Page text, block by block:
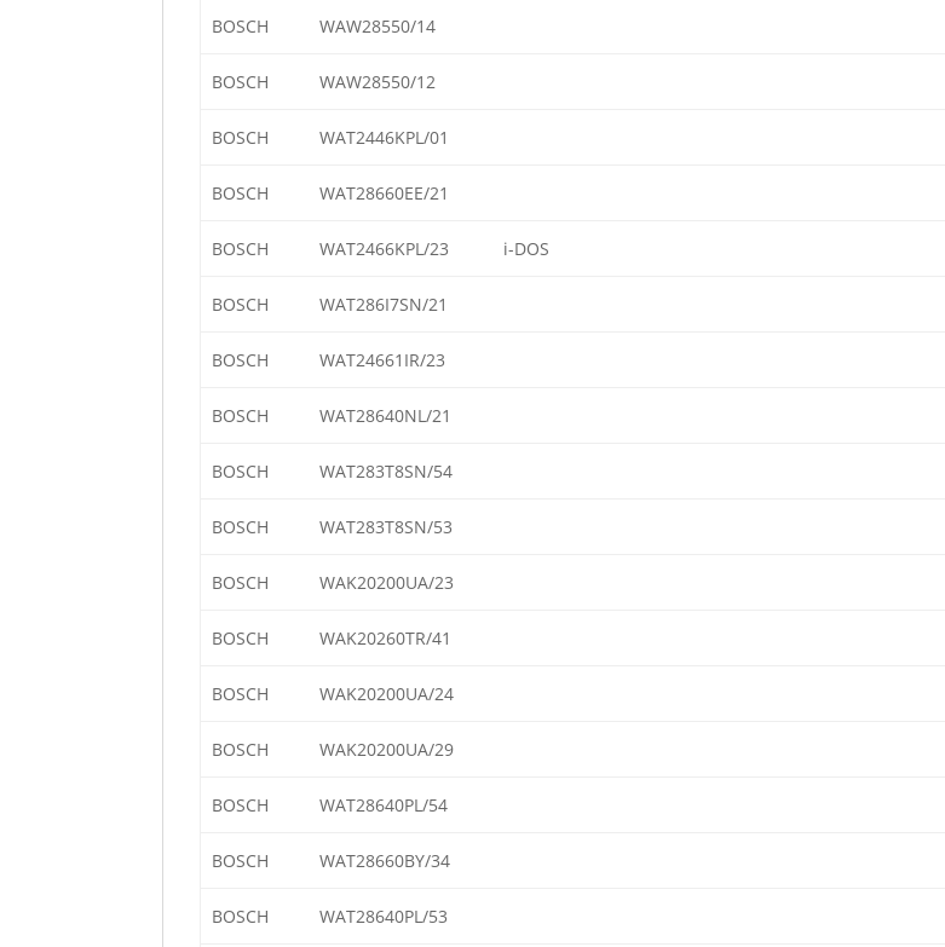
BOSCH WAW28550/14
BOSCH WAW28550/12
BOSCH WAT2446KPL/01
BOSCH WAT28660EE/21
BOSCH WAT2466KPL/23 i-DOS
BOSCH WAT286I7SN/21
BOSCH WAT24661IR/23
BOSCH WAT28640NL/21
BOSCH WAT283T8SN/54
BOSCH WAT283T8SN/53
BOSCH WAK20200UA/23
BOSCH WAK20260TR/41
BOSCH WAK20200UA/24
BOSCH WAK20200UA/29
BOSCH WAT28640PL/54
BOSCH WAT28660BY/34
BOSCH WAT28640PL/53